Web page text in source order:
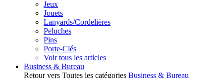
Jeux
Jouets
Lanyards/Cordelières
Peluches
Pins
Porte-Clés
Voir tous les articles
Business & Bureau
Retour vers Toutes les catégories Business & Bureau